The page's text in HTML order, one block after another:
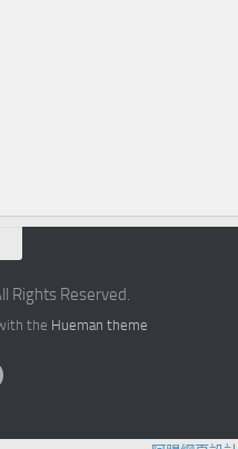
Rights Reserved.
the Hueman theme